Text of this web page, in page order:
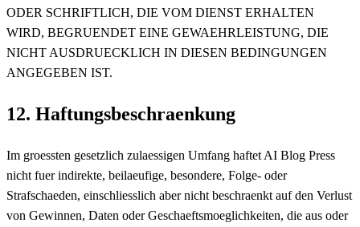
ODER SCHRIFTLICH, DIE VOM DIENST ERHALTEN
WIRD, BEGRUENDET EINE GEWAEHRLEISTUNG, DIE
NICHT AUSDRUECKLICH IN DIESEN BEDINGUNGEN
ANGEGEBEN IST.
12. Haftungsbeschraenkung
Im groessten gesetzlich zulaessigen Umfang haftet AI Blog Press
nicht fuer indirekte, beilaeufige, besondere, Folge- oder
Strafschaeden, einschliesslich aber nicht beschraenkt auf den Verlust
von Gewinnen, Daten oder Geschaeftsmoeglichkeiten, die aus oder